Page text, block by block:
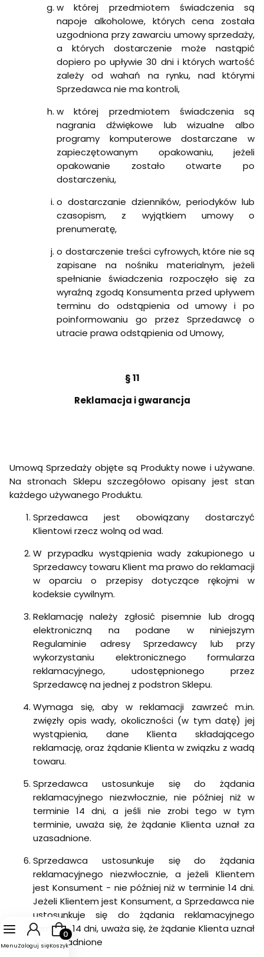
w której przedmiotem świadczenia są
napoje alkoholowe, których cena została
uzgodniona przy zawarciu umowy sprzedaży,
a których dostarczenie może nastąpić
dopiero po upływie 30 dni i których wartość
zależy od wahań na rynku, nad którymi
Sprzedawca nie ma kontroli,
w której przedmiotem świadczenia są
nagrania dźwiękowe lub wizualne albo
programy komputerowe dostarczane w
zapieczętowanym opakowaniu, jeżeli
opakowanie zostało otwarte po
dostarczeniu,
o dostarczanie dzienników, periodyków lub
czasopism, z wyjątkiem umowy o
prenumeratę,
o dostarczenie treści cyfrowych, które nie są
zapisane na nośniku materialnym, jeżeli
spełnianie świadczenia rozpoczęło się za
wyraźną zgodą Konsumenta przed upływem
terminu do odstąpienia od umowy i po
poinformowaniu go przez Sprzedawcę o
utracie prawa odstąpienia od Umowy,
§ 11
Reklamacja i gwarancja
Umową Sprzedaży objęte są Produkty nowe i używane.
Na stronach Sklepu szczegółowo opisany jest stan
każdego używanego Produktu.
Sprzedawca jest obowiązany dostarczyć
Klientowi rzecz wolną od wad.
W przypadku wystąpienia wady zakupionego u
Sprzedawcy towaru Klient ma prawo do reklamacji
w oparciu o przepisy dotyczące rękojmi w
kodeksie cywilnym.
Reklamację należy zgłosić pisemnie lub drogą
elektroniczną na podane w niniejszym
Regulaminie adresy Sprzedawcy lub przy
wykorzystaniu elektronicznego formularza
reklamacyjnego, udostępnionego przez
Sprzedawcę na jednej z podstron Sklepu.
Wymaga się, aby w reklamacji zawrzeć m.in.
zwięzły opis wady, okoliczności (w tym datę) jej
wystąpienia, dane Klienta składającego
reklamację, oraz żądanie Klienta w związku z wadą
towaru.
Sprzedawca ustosunkuje się do żądania
reklamacyjnego niezwłocznie, nie później niż w
terminie 14 dni, a jeśli nie zrobi tego w tym
terminie, uważa się, że żądanie Klienta uznał za
uzasadnione.
Sprzedawca ustosunkuje się do żądania
reklamacyjnego niezwłocznie, a jeżeli Klientem
jest Konsument - nie później niż w terminie 14 dni.
Jeżeli Klientem jest Konsument, a Sprzedawca nie
ustosunkuje się do żądania reklamacyjnego
terminie 14 dni, uważa się, że żądanie Klienta uznał
za uzasadnione
MenuZaloguj się
Produkty w koszyku: 0. Zobacz szczegóły
Koszyk